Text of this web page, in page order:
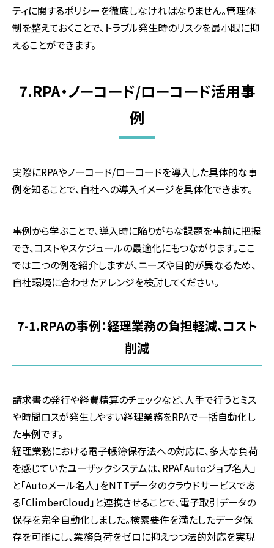
ティに関するポリシーを徹底しなければなりません。管理体
制を整えておくことで、トラブル発生時のリスクを最小限に抑
えることができます。
7.RPA・ノーコード/ローコード活用事
例
実際にRPAやノーコード/ローコードを導入した具体的な事
例を知ることで、自社への導入イメージを具体化できます。
事例から学ぶことで、導入時に陥りがちな課題を事前に把握
でき、コストやスケジュールの最適化にもつながります。ここ
では二つの例を紹介しますが、ニーズや目的が異なるため、
自社環境に合わせたアレンジを検討してください。
7-1.RPAの事例：経理業務の負担軽減、コスト
削減
請求書の発行や経費精算のチェックなど、人手で行うとミス
や時間ロスが発生しやすい経理業務をRPAで一括自動化し
た事例です。
経理業務における電子帳簿保存法への対応に、多大な負荷
を感じていたユーザックシステムは、RPA「Autoジョブ名人」
と「Autoメール名人」をNTTデータのクラウドサービスであ
る「ClimberCloud」と連携させることで、電子取引データの
保存を完全自動化しました。検索要件を満たしたデータ保
存を可能にし、業務負荷をゼロに抑えつつ法的対応を実現